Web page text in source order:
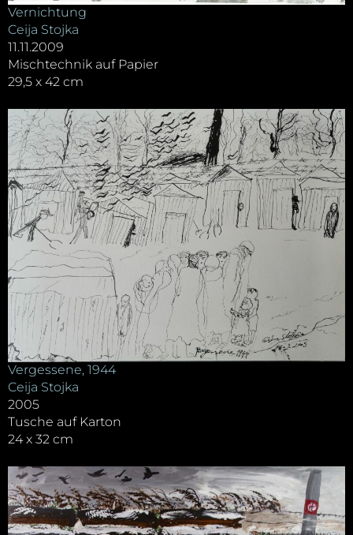
Vernichtung
Ceija Stojka
11.11.2009
Mischtechnik auf Papier
29,5 x 42 cm
Vergessene, 1944
Ceija Stojka
2005
Tusche auf Karton
24 x 32 cm